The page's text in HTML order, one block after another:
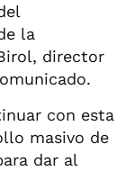
la
director
con esta
masivo de
dar al